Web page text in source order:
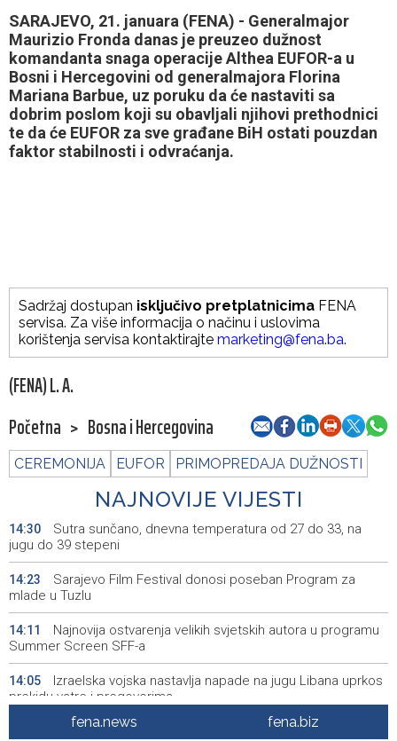
SARAJEVO, 21. januara (FENA) - Generalmajor
Maurizio Fronda danas je preuzeo dužnost
komandanta snaga operacije Althea EUFOR-a u
Bosni i Hercegovini od generalmajora Florina
Mariana Barbue, uz poruku da će nastaviti sa
dobrim poslom koji su obavljali njihovi prethodnici
te da će EUFOR za sve građane BiH ostati pouzdan
faktor stabilnosti i odvraćanja.
Sadržaj dostupan isključivo pretplatnicima FENA
servisa. Za više informacija o načinu i uslovima
korištenja servisa kontaktirajte marketing@fena.ba.
(FENA) L. A.
Početna > Bosna i Hercegovina
CEREMONIJA EUFOR PRIMOPREDAJA DUŽNOSTI
NAJNOVIJE VIJESTI
14:30
Sutra sunčano, dnevna temperatura od 27 do 33, na
jugu do 39 stepeni
14:23
Sarajevo Film Festival donosi poseban Program za
mlade u Tuzlu
14:11
Najnovija ostvarenja velikih svjetskih autora u programu
Summer Screen SFF-a
14:05
Izraelska vojska nastavlja napade na jugu Libana uprkos
prekidu vatre i pregovorima
Izraelske snage izvršile raciju u gradu na Zapadnoj obali
fena.news fena.biz